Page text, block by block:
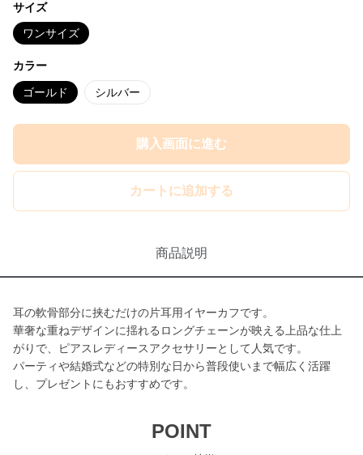
サイズ
ワンサイズ
カラー
ゴールド シルバー
購入画面に進む
カートに追加する
商品説明
耳の軟骨部分に挟むだけの片耳用イヤーカフです。
華奢な重ねデザインに揺れるロングチェーンが映える上品な仕上
がりで、ピアスレディースアクセサリーとして人気です。
パーティや結婚式などの特別な日から普段使いまで幅広く活躍
し、プレゼントにもおすすめです。
POINT